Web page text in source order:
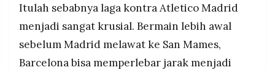
Itulah sebabnya laga kontra Atletico Madrid
menjadi sangat krusial. Bermain lebih awal
sebelum Madrid melawat ke San Mames,
Barcelona bisa memperlebar jarak menjadi